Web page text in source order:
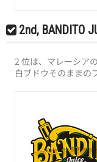
2nd, BANDITO
2 位は、マレーシア
白ブドウそのままの